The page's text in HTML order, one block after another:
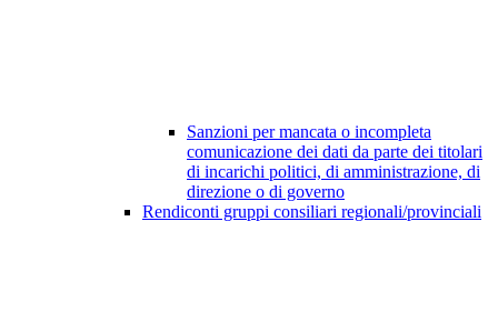
Sanzioni per mancata o incompleta
comunicazione dei dati da parte dei titolari
di incarichi politici, di amministrazione, di
direzione o di governo
Rendiconti gruppi consiliari regionali/provinciali